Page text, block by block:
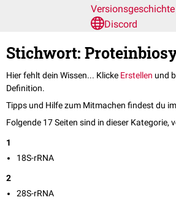
Versionsgeschichte
Discord
Stichwort:
Hier fehlt dein Wissen... Klicke Erstellen und
Definition.
Tipps und Hilfe zum Mitmachen findest du im
Folgende 17 Seiten sind in dieser Kategorie,
1
18S-rRNA
2
28S-rRNA